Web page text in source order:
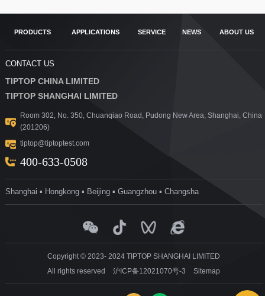
PRODUCTS APPLICATIONS SERVICE NEWS ABOUT US
CONTACT US
TIPTOP CHINA LIMITED
TIPTOP SHANGHAI LIMITED
Room 302, No. 350, Chuanqiao Road, Pudong New Area, Shanghai, China
(201206)
tiptop@tiptoptest.com
400-633-0508
Shanghai ▪ Hongkong ▪ Beijing ▪ Guangzhou ▪ Changsha
Copyright © 2023- 2024 TIPTOP SHANGHAI LIMITED
All rights reserved
沪ICP备12021070号-3 Sitemap